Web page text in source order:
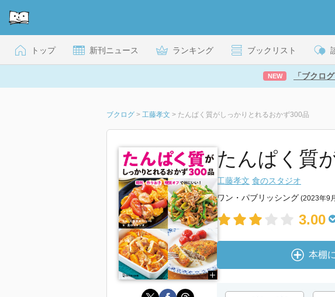
トップ 新刊ニュース ランキング ブックリスト
NEW 「ブクロ
ブクログ > 工藤孝文 > たんぱく質がしっかりとれるおかず300品
たんぱく質
工藤孝文 食のスタジオ
ワン・パブリッシング (2023年9
3.00
本棚